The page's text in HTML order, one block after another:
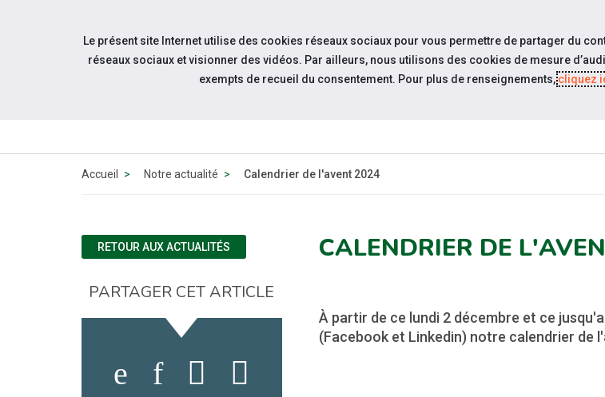
Aller au contenu
QUI SOMMES-
Accueil Notre actualité Calendrier de l'avent 2024
CALENDRIER DE
À partir de ce lundi 2 décembre et ce
(Facebook et Linkedin) notre calendrier de
RETOUR AUX ACTUALITÉS
PARTAGER CET ARTICLE
Le présent site Internet utilise des cookies réseaux sociaux pour vous permettre de partager du
réseaux sociaux et visionner des vidéos. Par ailleurs, nous utilisons des cookies de mesure
exempts de recueil du consentement. Pour plus de renseignements,cliquez